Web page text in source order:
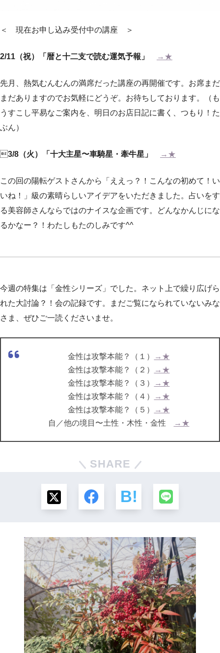
＜ 現在お申し込み受付中の講座 ＞
2/11（祝）「暦と十二支で読む運気予報」 →★
先月、熱気むんむんの満席だった講座の再開催です。お席まだ
まだありますのでお気軽にどうぞ。お待ちしております。（も
うすこし平易なご案内を、明日のお店日記に書く、つもり！た
ぶん）
3/8（火）「十大主星〜車騎星・牽牛星」 →★
この回の陽転ゲストさんから「ええっ？！こんなの初めて！い
いね！」級の素晴らしいアイデアをいただきました。占いをす
る美容師さんならではのナイスな企画です。どんなかんじにな
るかなー？！わたしもたのしみです^^
今週の特集は「金性シリーズ」でした。ネット上で繰り広げら
れた大討論？！会の記録です。まだご覧になられていないみな
さま、ぜひご一読くださいませ。
金性は攻撃本能？（１）
→★
金性は攻撃本能？（２）
→★
金性は攻撃本能？（３）
→★
金性は攻撃本能？（４）
→★
金性は攻撃本能？（５）
→★
自／他の境目〜土性・木性・金性
→★
SHARE